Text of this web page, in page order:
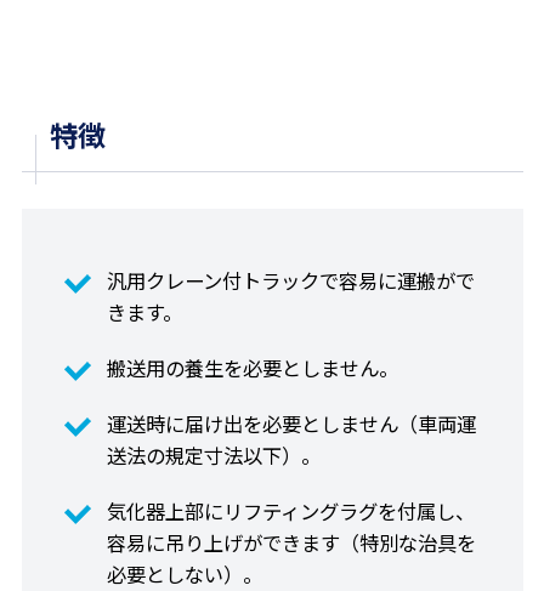
特徴
汎用クレーン付トラックで容易に運搬がで
きます。
搬送用の養生を必要としません。
運送時に届け出を必要としません（車両運
送法の規定寸法以下）。
気化器上部にリフティングラグを付属し、
容易に吊り上げができます（特別な治具を
必要としない）。